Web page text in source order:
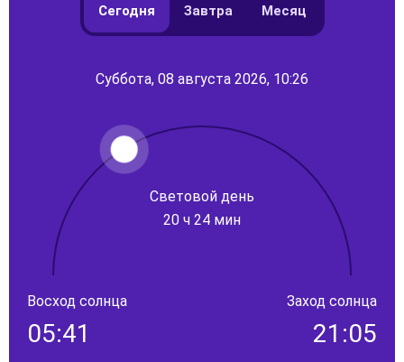
Сегодня Завтра Месяц
Суббота, 08 августа 2026, 10:26
Световой день
20 ч 24 мин
Восход солнца
05:41
Заход солнца
21:05